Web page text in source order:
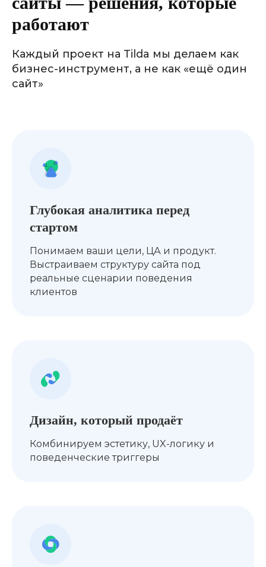
Глубокая аналитика перед
стартом
Понимаем ваши цели, ЦА и продукт.
Выстраиваем структуру сайта под
реальные сценарии поведения
клиентов
Дизайн, который продаёт
Комбинируем эстетику, UX-логику и
поведенческие триггеры
работают
Каждый проект на Tilda мы делаем как
бизнес-инструмент, а не как «ещё один
сайт»
создали сайт, где каждая секция
усиливала стиль бренда, а
количество заказов выросло